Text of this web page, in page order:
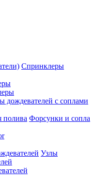
Спринклеры
дождевателей с соплами
Форсунки и сопла
Узлы